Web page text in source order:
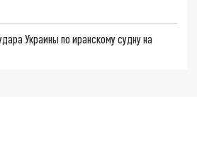
Украины по иранскому судну на